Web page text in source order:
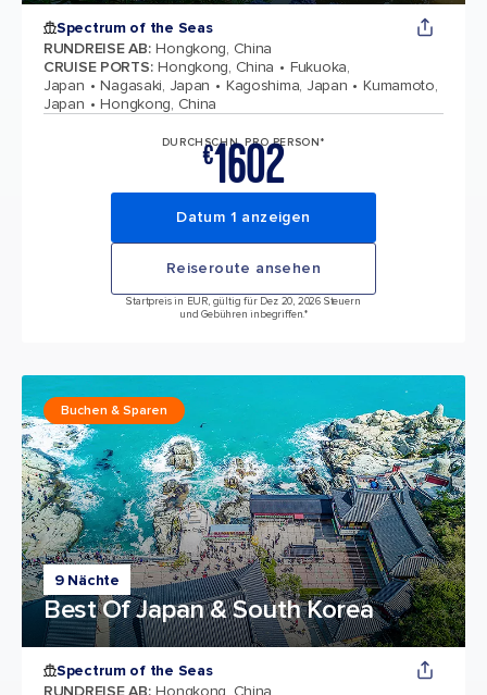
Spectrum of the Seas
RUNDREISE AB: Hongkong, China
CRUISE PORTS: Hongkong, China
Fukuoka,
Japan
Nagasaki, Japan Kagoshima, Japan
Kumamoto,
Japan
Hongkong, China
DURCHSCHN. PRO PERSON*
€1602
Datum 1 anzeigen
Reiseroute ansehen
Startpreis in EUR, gültig für Dez 20, 2026 Steuern
und Gebühren inbegriffen.*
9 Nächte
Best Of Japan & South Korea
Buchen & Sparen
Spectrum of the Seas